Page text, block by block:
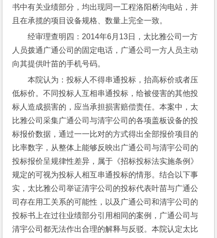
书中有关业绩部分，均出现同一工程洛阳桥沟电站，并
且在承揽的项目设备规格、数量上完全一致。
经审理查明四：2014年6月13日，太比雅公司一方
人员拨通广通公司的固定电话，广通公司一方人员主动
向其提供叶苗的手机号码。
本院认为：投标人不得串通投标，抬高标价或者压
低标价。不同投标人互相串通投标，给被侵害的其他投
标人造成损害的，应当承担损害赔偿责任。本案中，太
比雅公司采集广通公司与清宇公司的各项盖板设备的投
标报价数据，通过一一比对的方式得出全部报价项目的
比率数字，从整体上能够反映出广通公司与清宇公司的
投标报价呈规律性差异，属于《招标投标法实施条例》
规定的可视为投标人相互串通投标的情形。结合以下事
实，太比雅公司举证清宇公司的投标代表叶苗与广通公
司存在用工关系的可能性，以及广通公司和清宇公司的
投标书上在过往业绩部分引用相同的案例，广通公司与
清宇公司都无法作出合理的解释与反驳。本院认定太比